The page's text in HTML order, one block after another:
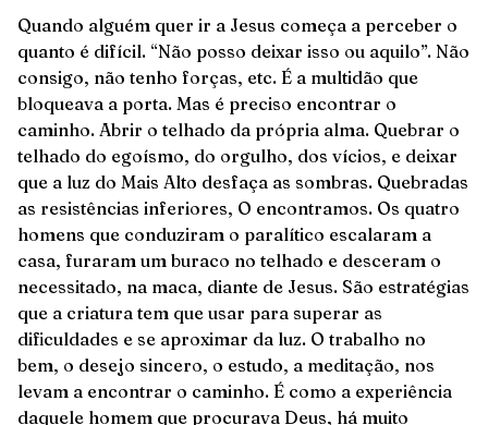
Quando alguém quer ir a Jesus começa a perceber o
quanto é difícil. “Não posso deixar isso ou aquilo”. Não
consigo, não tenho forças, etc. É a multidão que
bloqueava a porta. Mas é preciso encontrar o
caminho. Abrir o telhado da própria alma. Quebrar o
telhado do egoísmo, do orgulho, dos vícios, e deixar
que a luz do Mais Alto desfaça as sombras. Quebradas
as resistências inferiores, O encontramos. Os quatro
homens que conduziram o paralítico escalaram a
casa, furaram um buraco no telhado e desceram o
necessitado, na maca, diante de Jesus. São estratégias
que a criatura tem que usar para superar as
dificuldades e se aproximar da luz. O trabalho no
bem, o desejo sincero, o estudo, a meditação, nos
levam a encontrar o caminho. É como a experiência
daquele homem que procurava Deus, há muito